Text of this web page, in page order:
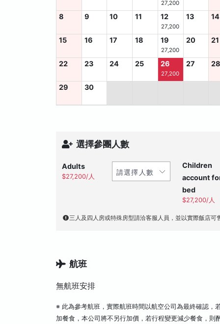
27,200
8 9 10 11 12
27,200
13 14
15 16 17 18 19
27,200
20 21
22 23 24 25 26
27,200
27
29 30
選擇參團人數
Adults
$27,200/人
Children
account
bed
$27,200/人
三人及四人房或特殊房型請洽客服人員，並以實際飯店可
航班
無航班安排
※ 此為參考航班，實際航班時間以航空公司為最終確認，
加餐食，本公司將不另行加價，若行程變更減少餐食，則